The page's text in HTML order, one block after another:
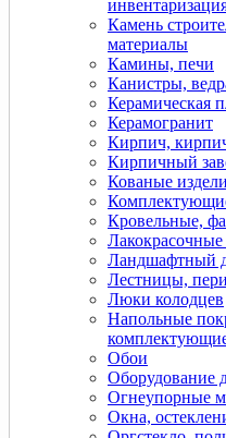
Камень
материалы
Камины, печи
Канистры,
Керамическая
Керамогранит
Кирпич,
Кирпичный
Кованые
Кровельные,
Ландшафтный
Лестницы,
Люки колодцев
Напольные
Обои
Оборудование
Огнеупорные
Окна,